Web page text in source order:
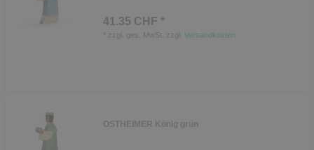
41.35 CHF *
zzgl. ges. MwSt. zzgl. Versandkosten
OSTHEIMER König grün